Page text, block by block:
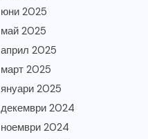
юни 2025
май 2025
април 2025
март 2025
януари 2025
декември 2024
ноември 2024